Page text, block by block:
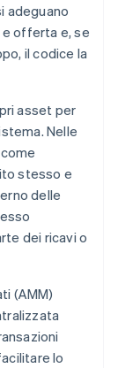
adeguano
offerta e, se
il codice la
asset per
Nelle
stesso e
delle
dei ricavi o
(AMM)
lo